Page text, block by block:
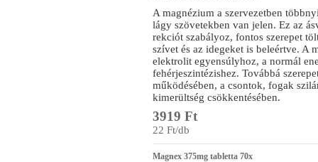
A magnézium a szervezetben
lágy szövetekben van jelen. Ez az
rekciót szabályoz, fontos szerepet
szívet és az idegeket is beleértve. A
elektrolit egyensúlyhoz, a normál
fehérjeszintézishez. Továbbá
működésében, a csontok, fogak
kimerültség csökkentésében.
3919 Ft
22 Ft/db
Magnex 375mg tabletta 70x